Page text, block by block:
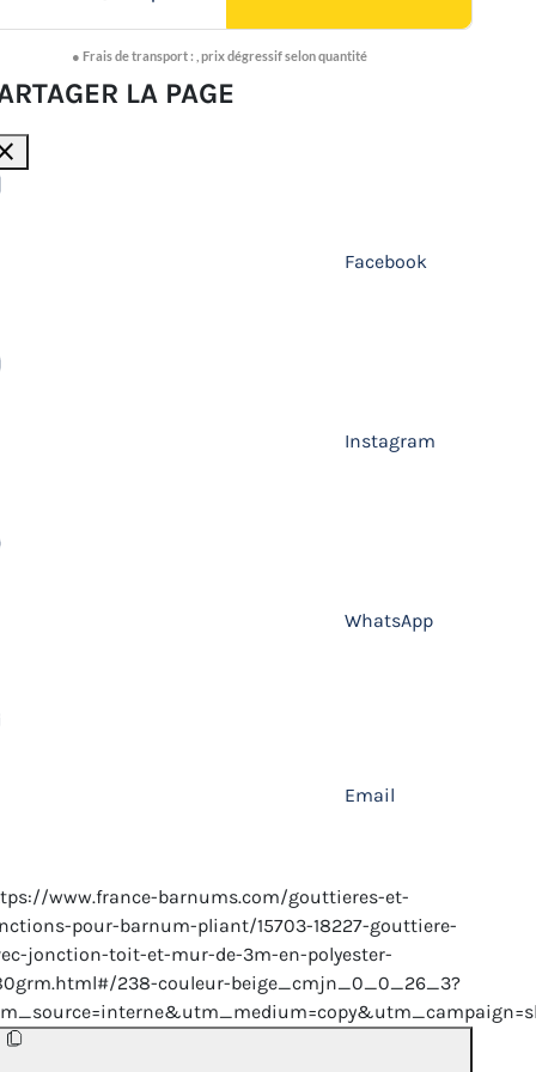
● Frais de transport : prix dégressif selon quantité
LA PAGE
Facebook
Instagram
WhatsApp
Email
www.france-barnums.com/gouttieres-et-
pour-barnum-pliant/15703-18227-gouttiere-
jonction-toit-et-mur-de-3m-en-polyester-
238-couleur-beige_cmjn_0_0_26_3?